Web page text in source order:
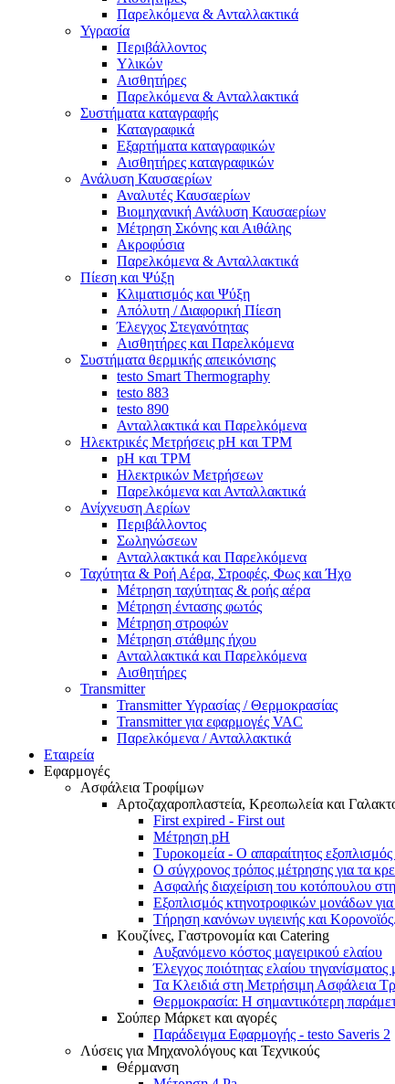
Παρελκόμενα & Ανταλλακτικά
Υγρασία
Περιβάλλοντος
Υλικών
Αισθητήρες
Παρελκόμενα & Ανταλλακτικά
Συστήματα καταγραφής
Καταγραφικά
Εξαρτήματα καταγραφικών
Αισθητήρες καταγραφικών
Ανάλυση Καυσαερίων
Αναλυτές Καυσαερίων
Βιομηχανική Ανάλυση Καυσαερίων
Μέτρηση Σκόνης και Αιθάλης
Ακροφύσια
Παρελκόμενα & Ανταλλακτικά
Πίεση και Ψύξη
Κλιματισμός και Ψύξη
Απόλυτη / Διαφορική Πίεση
Έλεγχος Στεγανότητας
Αισθητήρες και Παρελκόμενα
Συστήματα θερμικής απεικόνισης
testo Smart Thermography
testo 883
testo 890
Ανταλλακτικά και Παρελκόμενα
Ηλεκτρικές Μετρήσεις pH και TPM
pH και TPM
Ηλεκτρικών Μετρήσεων
Παρελκόμενα και Ανταλλακτικά
Ανίχνευση Αερίων
Περιβάλλοντος
Σωληνώσεων
Ανταλλακτικά και Παρελκόμενα
Ταχύτητα & Ροή Αέρα, Στροφές, Φως και Ήχο
Μέτρηση ταχύτητας & ροής αέρα
Μέτρηση έντασης φωτός
Μέτρηση στροφών
Μέτρηση στάθμης ήχου
Ανταλλακτικά και Παρελκόμενα
Αισθητήρες
Transmitter
Transmitter Υγρασίας / Θερμοκρασίας
Transmitter για εφαρμογές VAC
Παρελκόμενα / Ανταλλακτικά
Εταιρεία
Εφαρμογές
Ασφάλεια Τροφίμων
Αρτοζαχαροπλαστεία, Κρεοπωλεία και
First expired - First out
Μέτρηση pH
Τυροκομεία - Ο απαραίτητος
Ο σύγχρονος τρόπος μέτρησης για τα
Ασφαλής διαχείριση του κοτόπουλου
Εξοπλισμός κτηνοτροφικών μονάδων για
Τήρηση κανόνων υγιεινής και
Κουζίνες, Γαστρονομία και Catering
Αυξανόμενο κόστος μαγειρικού ελαίου
Έλεγχος ποιότητας ελαίου
Τα Κλειδιά στη Μετρήσιμη Ασφάλεια
Θερμοκρασία: Η σημαντικότερη
Σούπερ Μάρκετ και αγορές
Παράδειγμα Εφαρμογής - testo Saveris 2
Λύσεις για Μηχανολόγους και Τεχνικούς
Θέρμανση